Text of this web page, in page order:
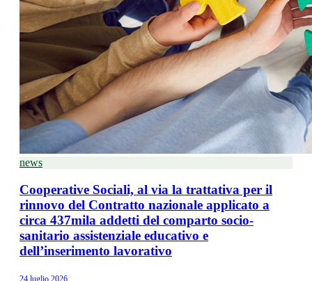
news
Cooperative Sociali, al via la trattativa per il
rinnovo del Contratto nazionale applicato a
circa 437mila addetti del comparto socio-
sanitario assistenziale educativo e
dell’inserimento lavorativo
24 luglio 2026